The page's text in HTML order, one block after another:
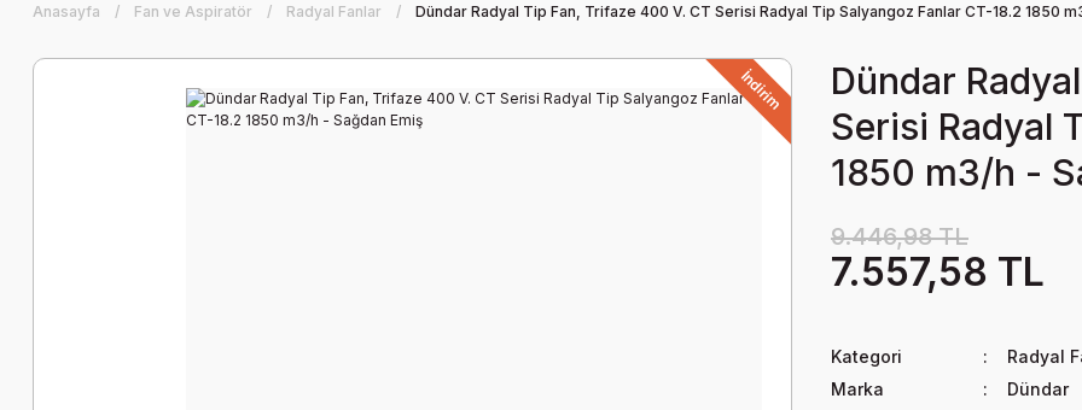
Anasayfa Fan ve Aspiratör Radyal Fanlar Dündar Radyal Tip Fan, Trifaze 400 V. CT Serisi Radyal Tip Salyangoz Fanlar CT-18.2 1850
İndirim
Dündar
Serisi Radyal
1850 m3/h -
9.446,98 TL
7.557,58 TL
Kategori
Radyal
Marka
Dündar